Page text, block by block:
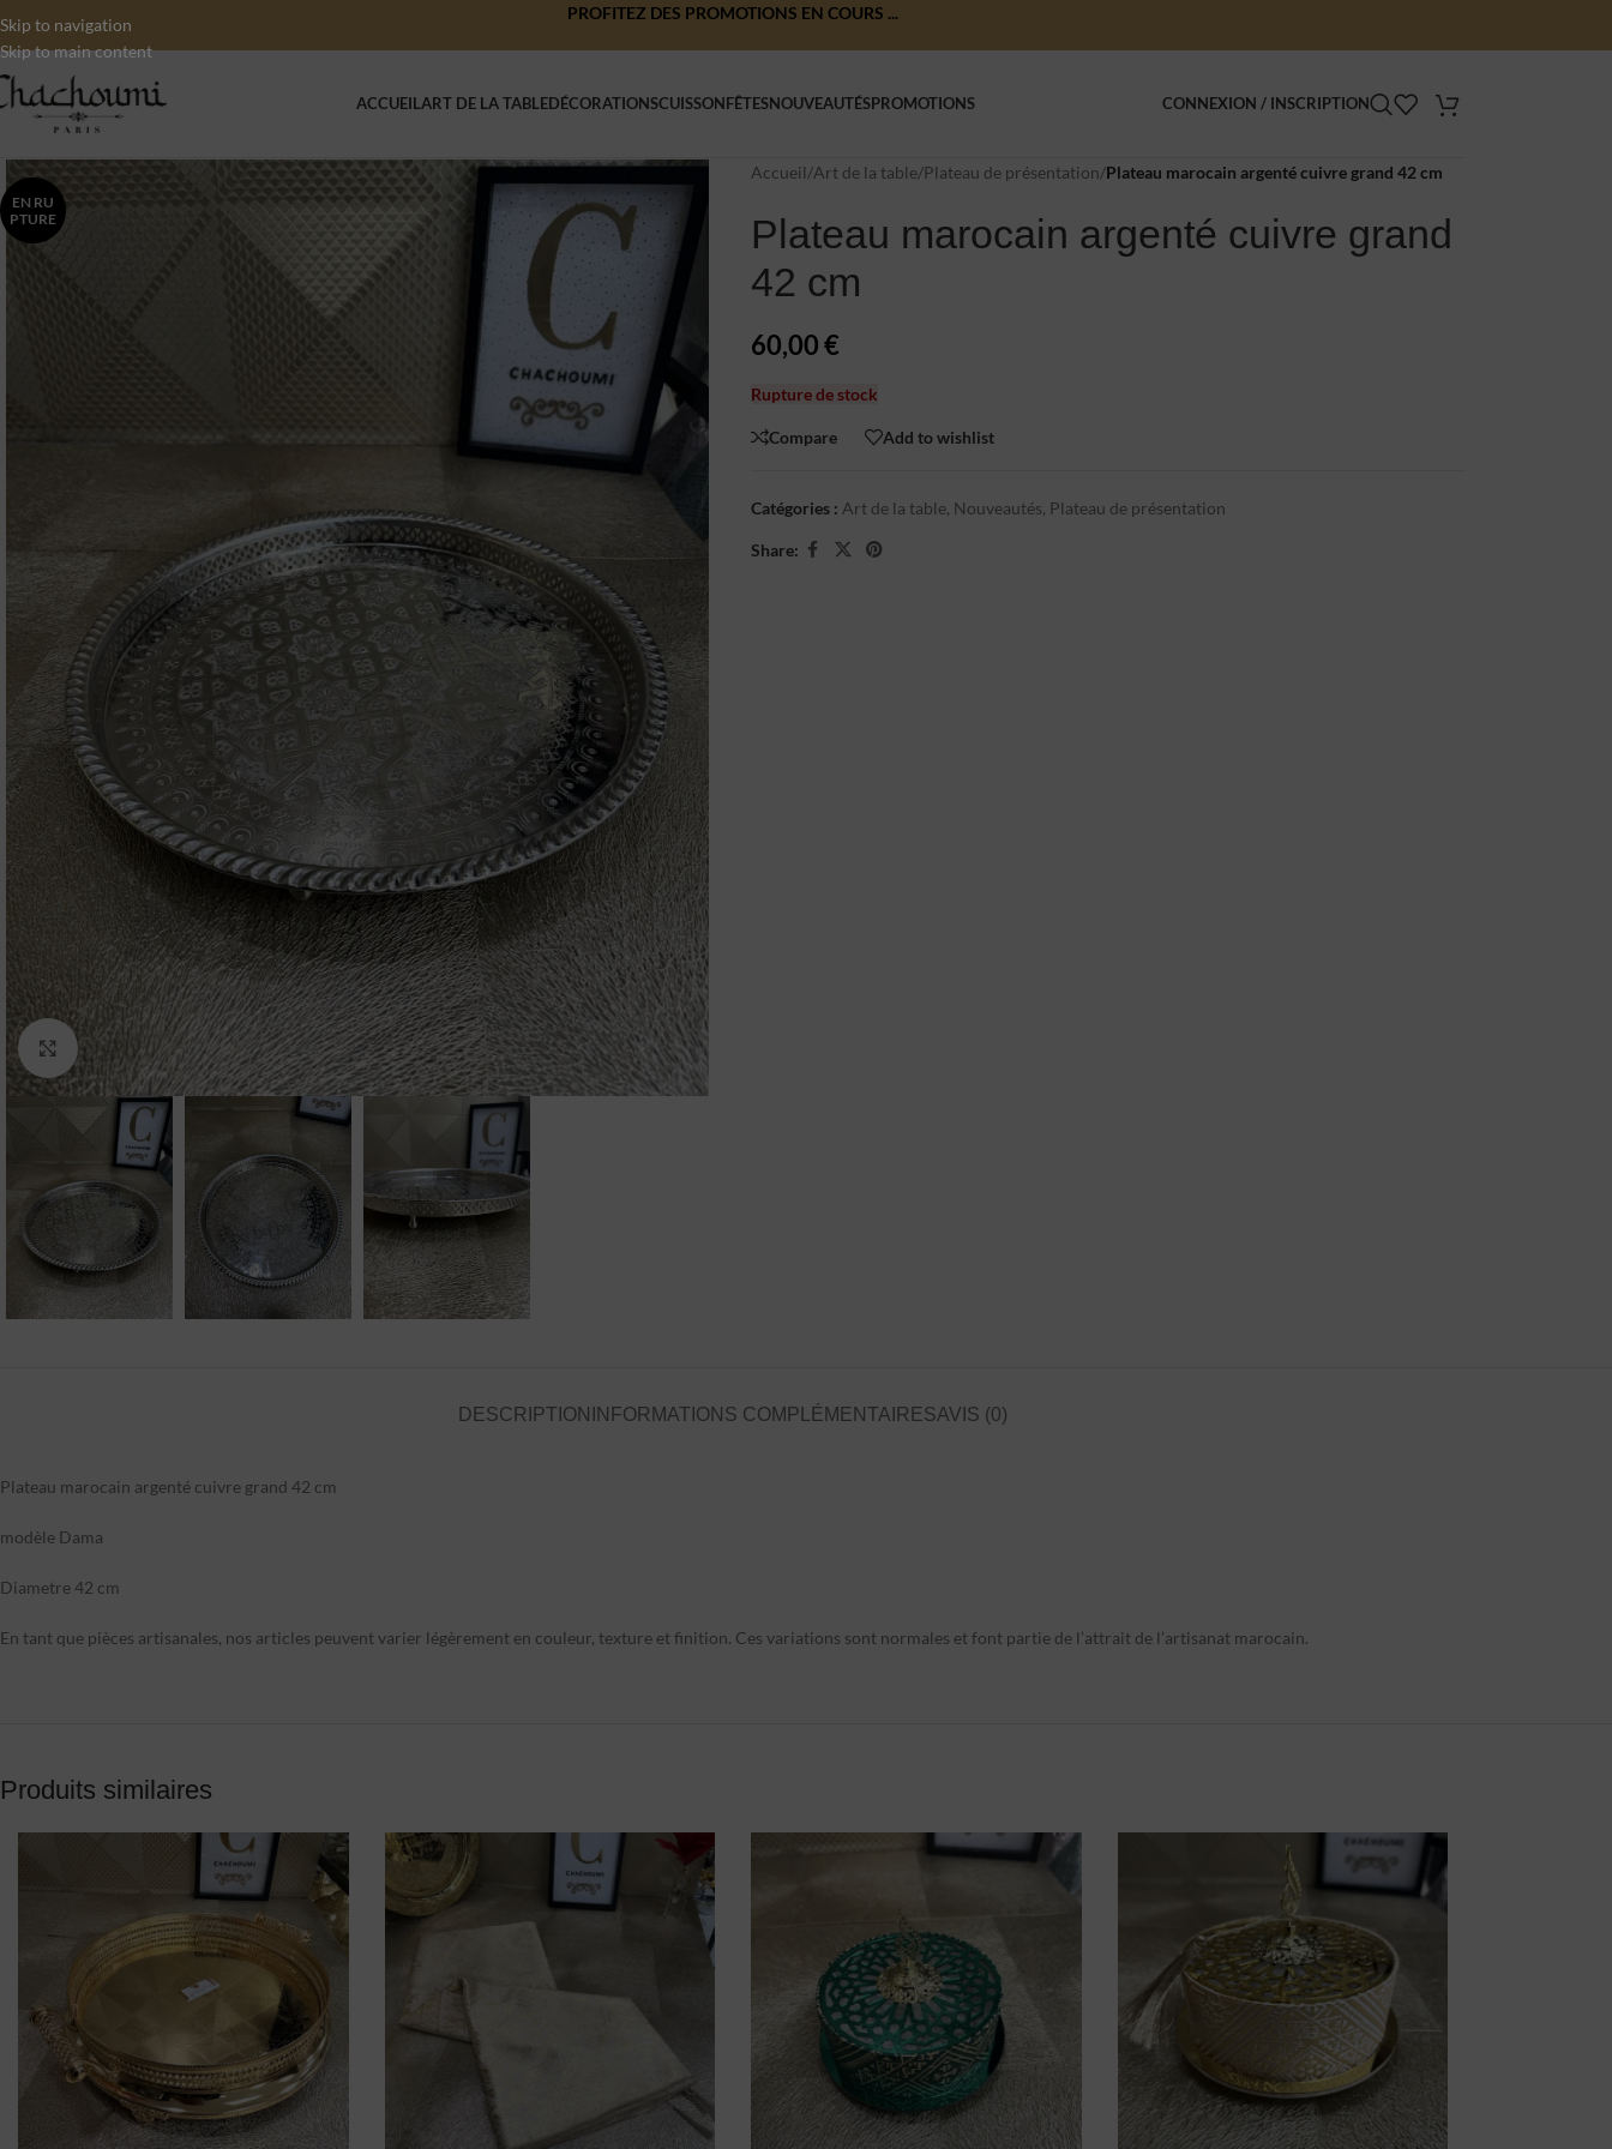
Skip to navigation
Skip to main content
PROFITEZ DES PROMOTIONS EN COURS ...
ACCUEILART DE LA TABLEDÉCORATIONSCUISSONFÊTESNOUVEAUTÉSPROMOTIONS CONNEXION / INSCRIPTION
EN RU
PTURE
Click to enlarge
Accueil/Art de la table/Plateau de présentation/Plateau marocain argenté cuivre grand 42 cm
Plateau marocain argenté cuivre grand
42 cm
60,00€
Rupture de stock
Compare Add to wishlist
Catégories : Art de la table, Nouveautés, Plateau de présentation
Share:
DESCRIPTION INFORMATIONS COMPLÉMENTAIRESAVIS (0)
Plateau marocain argenté cuivre grand 42 cm
modèle Dama
Diametre 42 cm
En tant que pièces artisanales, nos articles peuvent varier légèrement en couleur, texture et finition. Ces variations sont normales et font partie de l’attrait de l’artisanat marocain.
Produits similaires